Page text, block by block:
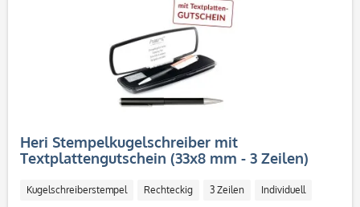
Heri Stempelkugelschreiber mit
Textplattengutschein (33x8 mm - 3 Zeilen)
Kugelschreiberstempel Rechteckig 3 Zeilen Individuell